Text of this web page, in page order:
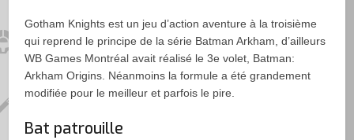
Gotham Knights est un jeu d’action aventure à la troisième
qui reprend le principe de la série Batman Arkham, d’ailleurs
WB Games Montréal avait réalisé le 3e volet, Batman:
Arkham Origins. Néanmoins la formule a été grandement
modifiée pour le meilleur et parfois le pire.
Bat patrouille